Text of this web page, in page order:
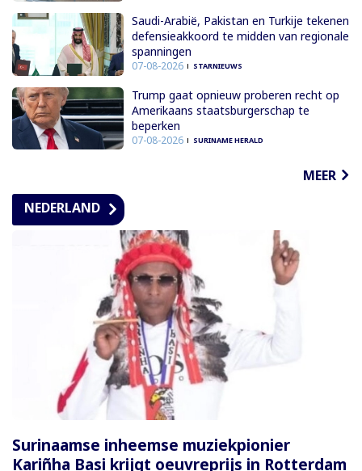
Saudi-Arabië, Pakistan en Turkije tekenen
defensieakkoord te midden van regionale
spanningen
07-08-2026 STARNIEUWS
Trump gaat opnieuw proberen recht op
Amerikaans staatsburgerschap te
beperken
07-08-2026 SURINAME HERALD
MEER
NEDERLAND
Surinaamse inheemse muziekpionier
Kariñha Basi krijgt oeuvreprijs in Rotterdam